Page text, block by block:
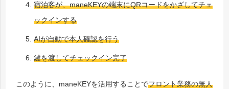
宿泊客が、maneKEYの端末にQRコードをかざしてチェ
ックインする
AIが自動で本人確認を行う
鍵を渡してチェックイン完了
このように、maneKEYを活用することでフロント業務の無人